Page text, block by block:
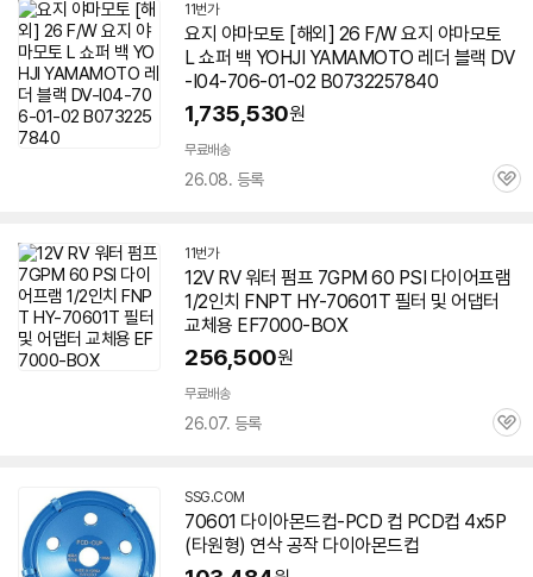
11번가
요지 야마모토 [해외] 26 F/W 요지 야마모토
L 쇼퍼 백 YOHJI YAMAMOTO 레더 블랙 DV
-I04-706-01-02 B0732257840
1,735,530원
무료배송
26.08. 등록
관
11번가
12V RV 워터 펌프 7GPM 60 PSI 다이어프램
1/2인치 FNPT HY-70601T 필터 및 어댑터
교체용 EF7000-BOX
256,500원
무료배송
26.07. 등록
관
SSG.COM
70601 다이아몬드컵-PCD 컵 PCD컵 4x5P
(타원형) 연삭 공작 다이아몬드컵